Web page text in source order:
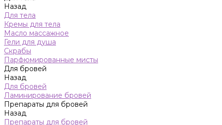
Назад
Для тела
Кремы для тела
Масло массажное
Гели для душа
Скрабы
Парфюмированные мисты
Для бровей
Назад
Для бровей
Ламинирование бровей
Препараты для бровей
Назад
Препараты для бровей